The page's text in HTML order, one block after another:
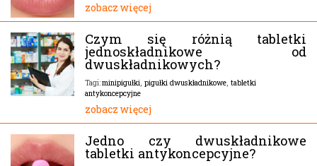
zobacz więcej
Czym się różnią tabletki
jednoskładnikowe od
dwuskładnikowych?
Tagi:minipigułki, pigułki dwuskładnikowe, tabletki
antykoncepcyjne
zobacz więcej
Jedno czy dwuskładnikowe
tabletki antykoncepcyjne?